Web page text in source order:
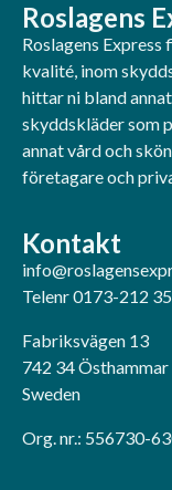
Roslagens
Roslagens
kvalité, inom
hittar ni bland
skyddskläder som
annat vård och
företagare och
Kontakt
Telenr 0173-212 35
Fabriksvägen 13
742 34 Östhammar
Sweden
Org. nr.: 556730-